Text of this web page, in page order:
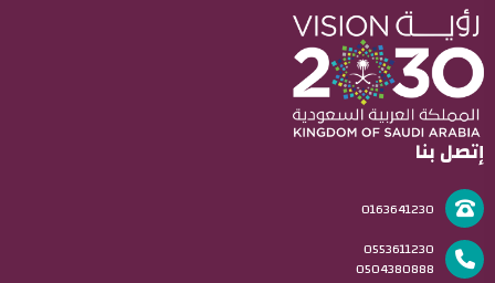
إتصل بنا
0163641230
0553611230
0504380888